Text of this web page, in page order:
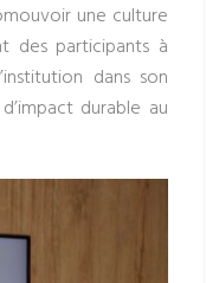
une culture
des participants à
dans son
durable au